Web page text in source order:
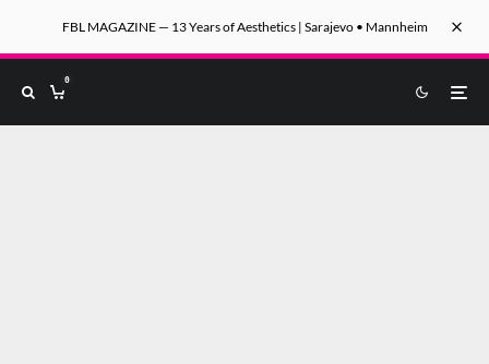
FBL MAGAZINE — 13 Years of Aesthetics | Sarajevo • Mannheim
0